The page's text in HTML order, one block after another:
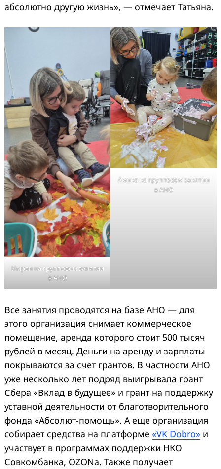
абсолютно другую жизнь», — отмечает Татьяна.
Имран на групповом занятии
в АНО
Амина на групповом занятии
в АНО
Все занятия проводятся на базе АНО — для
этого организация снимает коммерческое
помещение, аренда которого стоит 500 тысяч
рублей в месяц. Деньги на аренду и зарплаты
покрываются за счет грантов. В частности АНО
уже несколько лет подряд выигрывала грант
Сбера «Вклад в будущее» и грант на поддержку
уставной деятельности от благотворительного
фонда «Абсолют-помощь». А еще организация
собирает средства на платформе «VK Dobro» и
участвует в программах поддержки НКО
Совкомбанка, OZONа. Также получает